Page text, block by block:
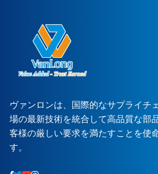
ヴァンロンは、国際的なサプライチ
場の最新技術を統合して高品質な部
客様の厳しい要求を満たすことを使
す。